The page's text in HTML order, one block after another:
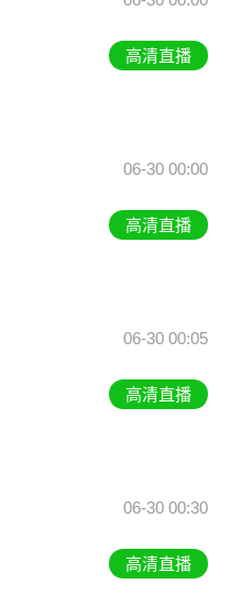
高清直播
06-30 00:00
高清直播
06-30 00:05
高清直播
06-30 00:30
高清直播